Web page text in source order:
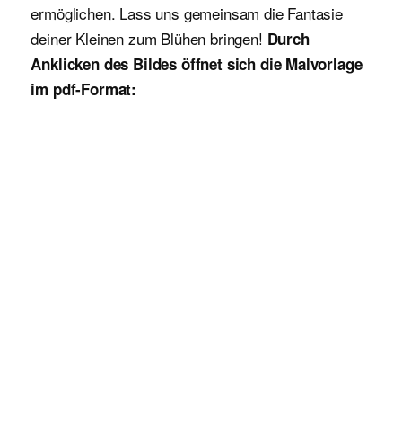
ermöglichen. Lass uns gemeinsam die Fantasie
deiner Kleinen zum Blühen bringen! Durch
Anklicken des Bildes öffnet sich die Malvorlage
im pdf-Format: